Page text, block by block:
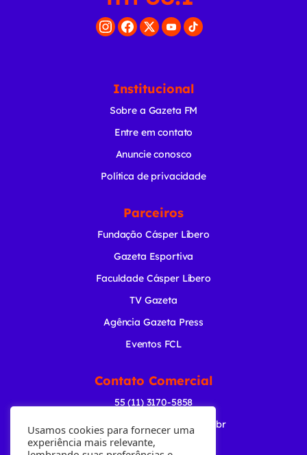
Institucional
Sobre a Gazeta FM
Entre em contato
Anuncie conosco
Política de privacidade
Parceiros
Fundação Cásper Líbero
Gazeta Esportiva
Faculdade Cásper Líbero
TV Gazeta
Agência Gazeta Press
Eventos FCL
Contato Comercial
55 (11) 3170-5858
comercial@radiogazeta.com.br
Usamos cookies para fornecer uma
experiência mais relevante,